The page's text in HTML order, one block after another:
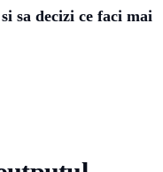
sa decizi ce faci mai